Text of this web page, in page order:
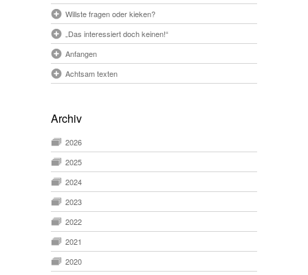
Willste fragen oder kieken?
„Das interessiert doch keinen!“
Anfangen
Achtsam texten
Archiv
2026
2025
2024
2023
2022
2021
2020